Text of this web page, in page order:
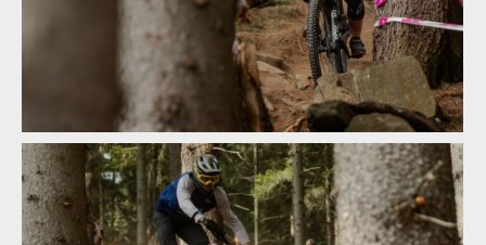
Norco Enduro Race Morávka - Jára Sijka / Enduroserie.cz
Norco Enduro Race Morávka - Jára Sijka / Enduroserie.cz
Norco Enduro Race Morávka - Jára Sijka / Enduroserie.cz
Norco Enduro Race Morávka - Jára Sijka / Enduroserie.cz
Norco Enduro Race Morávka - Jára Sijka / Enduroserie.cz